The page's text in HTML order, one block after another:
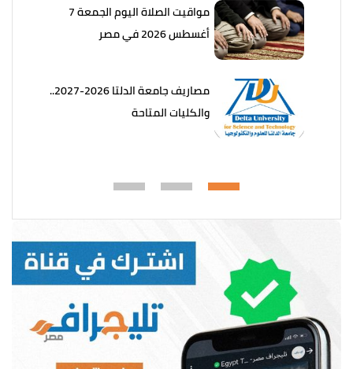
مواقيت الصلاة اليوم الجمعة 7
أغسطس 2026 في مصر
مصاريف جامعة الدلتا 2026-2027..
والكليات المتاحة